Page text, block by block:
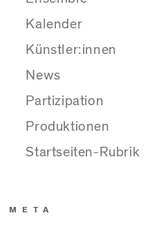
Kalender
Künstler:innen
News
Partizipation
Produktionen
Startseiten-Rubrik
META